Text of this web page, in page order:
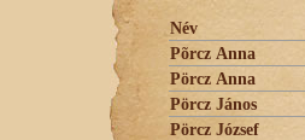
Név
Põrcz Anna
Pörcz Anna
Pörcz János
Pörcz József